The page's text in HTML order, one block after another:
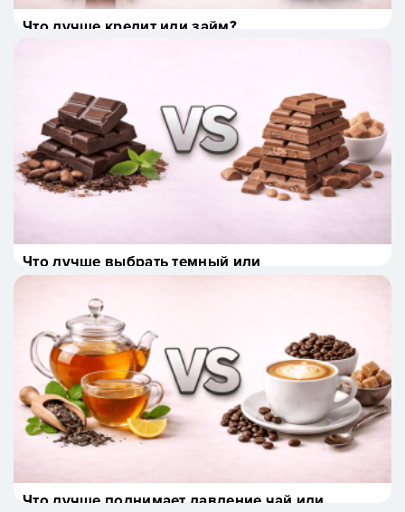
Что лучше кредит или займ?
Что лучше выбрать темный или
молочный шоколад
Что лучше поднимает давление чай или